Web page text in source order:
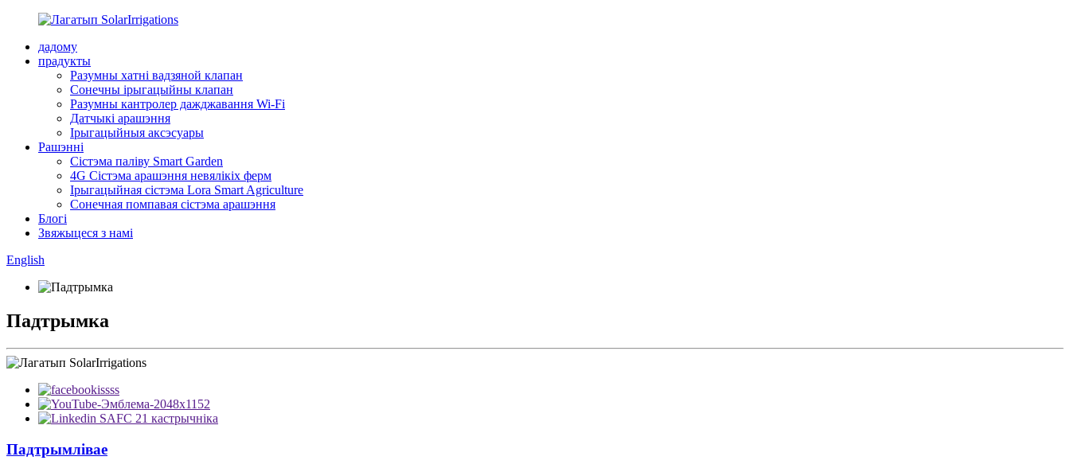
дадому
прадукты
Разумны хатні вадзяной клапан
Сонечны ірыгацыйны клапан
Разумны кантролер дажджавання Wi-Fi
Датчыкі арашэння
Ірыгацыйныя аксэсуары
Рашэнні
Сістэма паліву Smart Garden
4G Сістэма арашэння невялікіх ферм
Ірыгацыйная сістэма Lora Smart Agriculture
Сонечная помпавая сістэма арашэння
Блогі
Звяжыцеся з намі
English
Падтрымка
Падтрымлівае